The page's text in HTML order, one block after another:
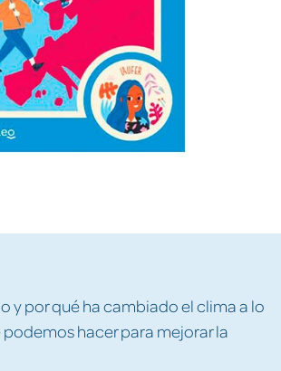
y por qué ha cambiado el clima a lo
hacer para mejorar la